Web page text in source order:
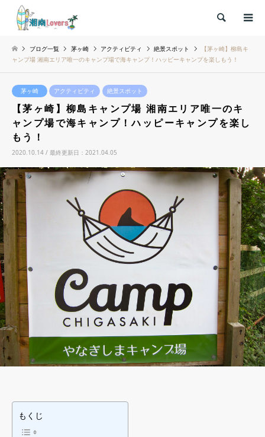
検索
ブログ一覧 茅ヶ崎 アクティビティ 絶景スポット
【茅ヶ崎】柳島キ
ャンプ場 湘南エリア唯一のキャンプ場で海キャンプ！ハッピーキャンプを楽しもう！
茅ヶ崎 アクティビティ 絶景スポット
【茅ヶ崎】柳島キャンプ場 湘南エリア唯一のキ
ャンプ場で海キャンプ！ハッピーキャンプを楽し
もう！
2020.10.14 / 最終更新日：2021.04.05
もくじ